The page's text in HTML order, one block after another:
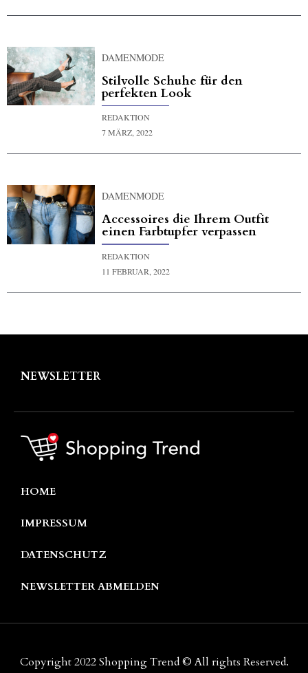
DAMENMODE
Stilvolle Schuhe für den
perfekten Look
REDAKTION
7 MÄRZ, 2022
DAMENMODE
Accessoires die Ihrem Outfit
einen Farbtupfer verpassen
REDAKTION
11 FEBRUAR, 2022
NEWSLETTER
HOME
IMPRESSUM
DATENSCHUTZ
NEWSLETTER ABMELDEN
Copyright 2022 Shopping Trend © All rights Reserved.